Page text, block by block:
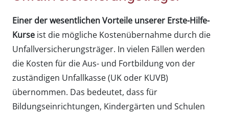
Einer der wesentlichen Vorteile unserer Erste-Hilfe-
Kurse ist die mögliche Kostenübernahme durch die
Unfallversicherungsträger. In vielen Fällen werden
die Kosten für die Aus- und Fortbildung von der
zuständigen Unfallkasse (UK oder KUVB)
übernommen. Das bedeutet, dass für
Bildungseinrichtungen, Kindergärten und Schulen